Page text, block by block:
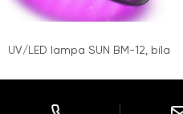
UV/LED lampa SUN BM-12, bíla